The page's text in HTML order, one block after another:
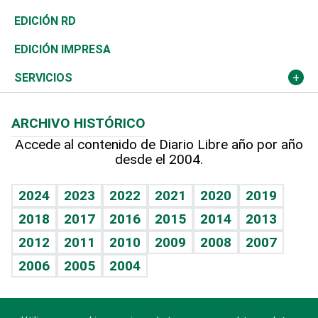
Ocenanía
Caribe
Resto del mundo
Telecom.
Global y variable
Economía personal
Sociales
Novedades
Podcast Arte Libre
Hablando con el pediatra
Vida y familia
Eñe
Celebrando la vida
Sin complejos
En pocas palabras
Tenis
Olimpismo
Más deportes
Línea de hit
TBT Deportivo
El Espía
Noticiero Poteleche
Columnistas
Más firmas
Historia
Martes de tecnología
Cambio climático
Revista
Deportes
Opinión
Hecho en casa
Guía del dinero
EDICIÓN RD
EDICIÓN IMPRESA
SERVICIOS
Cumpleaños
Horóscopos
Crucigramas
ARCHIVO HISTÓRICO
Accede al contenido de Diario Libre año por año
desde el 2004.
2024 2023 2022 2021 2020
2019
2018
2017 2016 2015 2014
2013
2012
2011 2010 2009 2008
2007
2006
2005 2004